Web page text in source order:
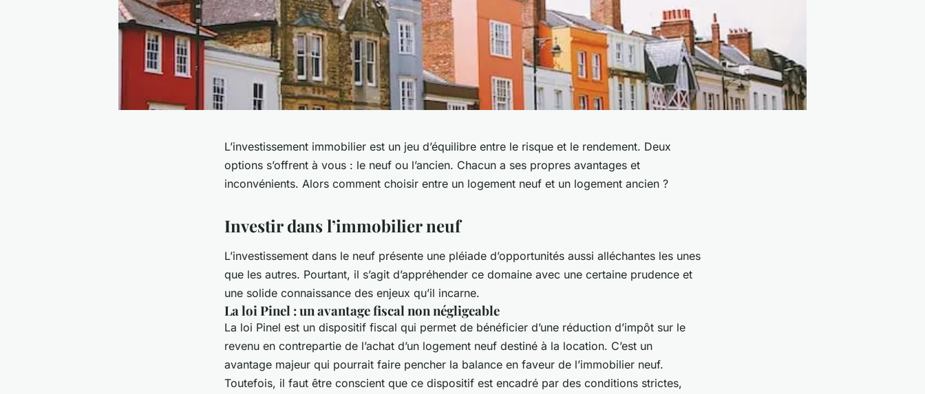
L’investissement immobilier est un jeu d’équilibre entre le risque et le rendement. Deux
options s’offrent à vous : le neuf ou l’ancien. Chacun a ses propres avantages et
inconvénients. Alors comment choisir entre un logement neuf et un logement ancien ?
Investir dans l’immobilier neuf
L’investissement dans le neuf présente une pléiade d’opportunités aussi alléchantes les unes
que les autres. Pourtant, il s’agit d’appréhender ce domaine avec une certaine prudence et
une solide connaissance des enjeux qu’il incarne.
La loi Pinel : un avantage fiscal non négligeable
La loi Pinel est un dispositif fiscal qui permet de bénéficier d’une réduction d’impôt sur le
revenu en contrepartie de l’achat d’un logement neuf destiné à la location. C’est un
avantage majeur qui pourrait faire pencher la balance en faveur de l’immobilier neuf.
Toutefois, il faut être conscient que ce dispositif est encadré par des conditions strictes,